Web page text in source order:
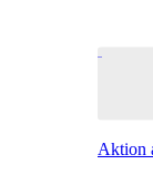
Aktion